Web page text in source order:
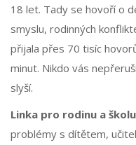
18 let. Tady se hovoří o
smyslu, rodinných
přijala přes 70 tisíc
minut. Nikdo vás
slyší.
Linka pro rodinu a
problémy s dítětem,